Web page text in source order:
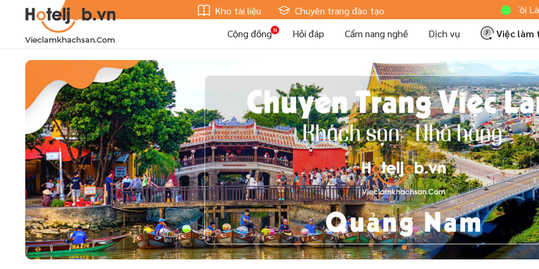
Kho tài liệu Chuyên trang đào tạo Hoteljob MV: "Tôi Là
Cộng đồng
Hỏi đáp Cẩm nang nghề Dịch vụ
Việc làm